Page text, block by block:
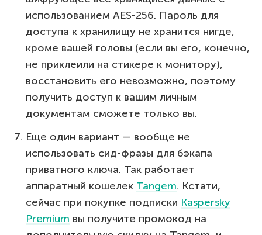
использованием AES-256. Пароль для
доступа к хранилищу не хранится нигде,
кроме вашей головы (если вы его, конечно,
не приклеили на стикере к монитору),
восстановить его невозможно, поэтому
получить доступ к вашим личным
документам сможете только вы.
Еще один вариант — вообще не
использовать сид-фразы для бэкапа
приватного ключа. Так работает
аппаратный кошелек Tangem. Кстати,
сейчас при покупке подписки Kaspersky
Premium вы получите промокод на